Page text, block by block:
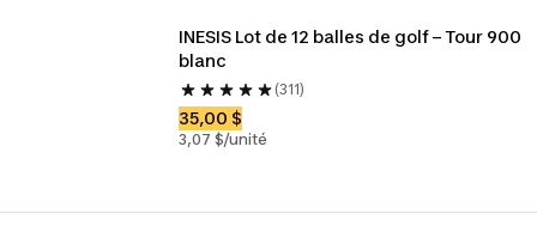
INESIS Lot de 12 balles de golf – Tour 900
blanc
(311)
35,00 $
3,07 $/unité